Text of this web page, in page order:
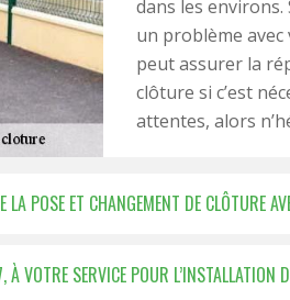
dans les environs.
un problème avec
peut assurer la
clôture si c’est
attentes, alors
LA POSE ET CHANGEMENT DE CLÔTURE
À VOTRE SERVICE POUR L’INSTALLATION